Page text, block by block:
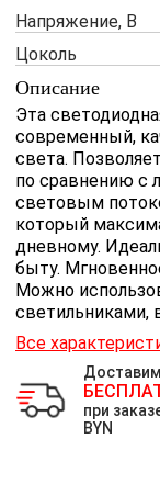
Напряжение, В
Цоколь
Описание
Эта
современный,
света.
по сравнению с
световым
который
дневному.
быту.
Можно
светильниками,
Все
при
BYN